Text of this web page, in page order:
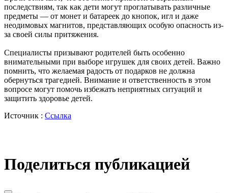
последствиям, так как дети могут проглатывать различные
предметы — от монет и батареек до кнопок, игл и даже
неодимовых магнитов, представляющих особую опасность из-
за своей силы притяжения.
Специалисты призывают родителей быть особенно
внимательными при выборе игрушек для своих детей. Важно
помнить, что желаемая радость от подарков не должна
обернуться трагедией. Внимание и ответственность в этом
вопросе могут помочь избежать неприятных ситуаций и
защитить здоровье детей.
Источник : Ссылка
Поделиться публикацией